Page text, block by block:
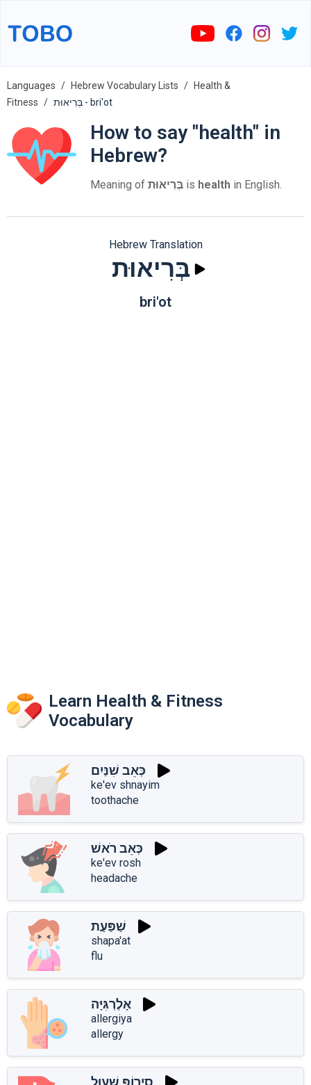
Languages Hebrew Vocabulary Lists
Health &
Fitness
בְּרִיאוּת - bri'ot
How to say "health" in
Hebrew?
Meaning of בְּרִיאוּת is health in English.
Hebrew Translation
בְּרִיאוּת
bri'ot
Learn Health & Fitness
Vocabulary
כְּאֵב שִׁנַּיִם
ke'ev shnayim
toothache
כְּאֵב רֹאשׁ
ke'ev rosh
headache
שַׁפַּעַת
shapa'at
flu
אָלֶרְגִּיָּה
allergiya
allergy
סִירוֹפּ שִׁעוּל